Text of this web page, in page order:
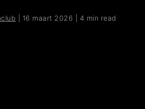
16 maart 2026 4 min read